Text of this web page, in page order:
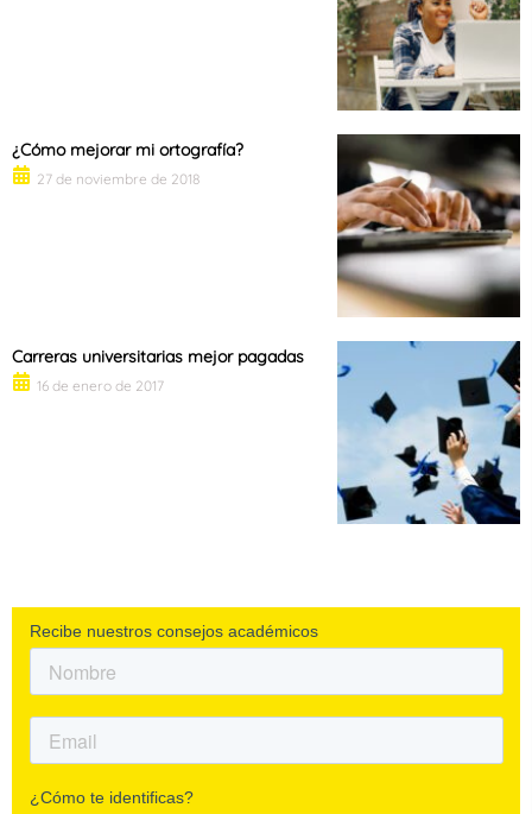
¿Cómo mejorar mi ortografía?
27 de noviembre de 2018
Carreras universitarias mejor pagadas
16 de enero de 2017